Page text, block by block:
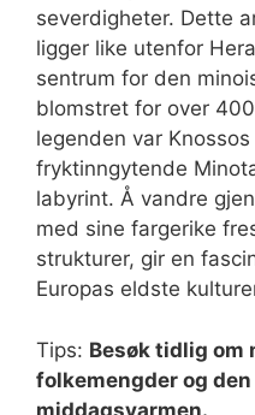
severdigheter. Dette
ligger like utenfor
sentrum for den
blomstret for over
legenden var
fryktinngytende
labyrint. Å vandre
med sine fargerike
strukturer, gir en
Europas eldste
Tips: Besøk tidlig om
folkemengder og
middagsvarmen.